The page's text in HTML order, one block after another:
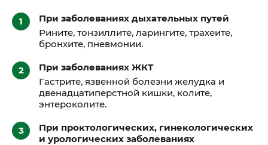
При заболеваниях дыхательных путей
Рините, тонзиллите, ларингите, трахеите,
бронхите, пневмонии.
При заболеваниях ЖКТ
Гастрите, язвенной болезни желудка и
двенадцатиперстной кишки, колите,
энтероколите.
При проктологических, гинекологических
и урологических заболеваниях